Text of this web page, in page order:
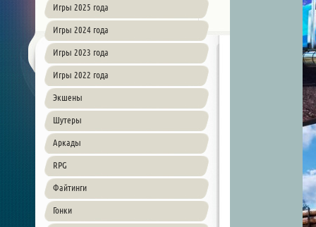
Игры 2025 года
Игры 2024 года
Игры 2023 года
Игры 2022 года
Экшены
Шутеры
Аркады
RPG
Файтинги
Гонки